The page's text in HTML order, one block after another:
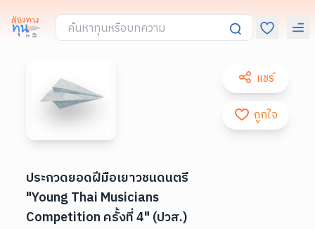
แชร์
ถูกใจ
ประกวดยอดฝีมือเยาวชนดนตรี
"Young Thai Musicians
Competition ครั้งที่ 4" (ปวส.)